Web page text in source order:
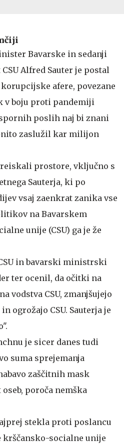
Bavarske in sedanji
Alfred Sauter je postal
afere, povezane
v boju proti pandemiji
poslih naj bi znani
zaslužil kar milijon
prostore, vključno s
Sauterja, ki po
vsaj zaenkrat zanika vse
na Bavarskem
unije (CSU) ga je že
in bavarski ministrski
ter ocenil, da očitki na
vodstva CSU, zmanjšujejo
ogrožajo CSU. Sauterja je
je sicer danes tudi
suma sprejemanja
zaščitnih mask
poroča nemška
stekla proti poslancu
krščansko-socialne unije